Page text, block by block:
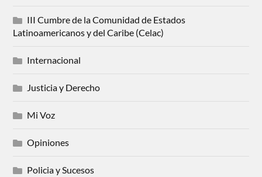
III Cumbre de la Comunidad de Estados
Latinoamericanos y del Caribe (Celac)
Internacional
Justicia y Derecho
Mi Voz
Opiniones
Policia y Sucesos